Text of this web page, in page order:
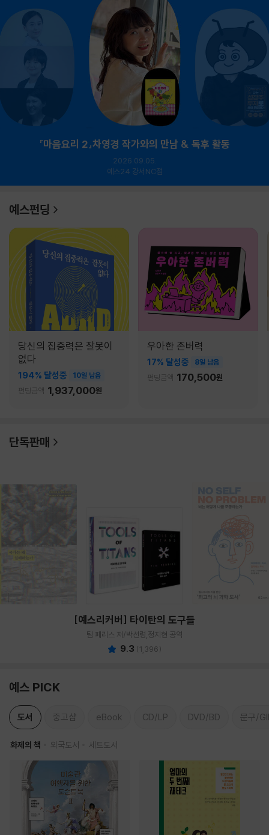
『마음요리 2』차영경 작가와의 만남 & 독후 활동
2026.09.05.
예스24 강서NC점
예스펀딩
당신의 집중력은 잘못이
없다
194% 달성중 10일 남음
펀딩금액 1,937,000원
우아한 존버력
17% 달성중 8일 남음
펀딩금액 170,500원
단독판매
[예스리커버] 타이탄의 도구들
팀 페리스 저/박선령,정지현 공역
9.3 (1,396)
예스 PICK
도서 중고샵 eBook CD/LP DVD/BD 문구/
화제의 책 외국도서 세트도서